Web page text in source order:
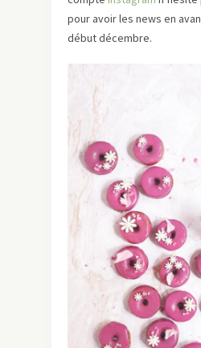
pour avoir les news en
début décembre.